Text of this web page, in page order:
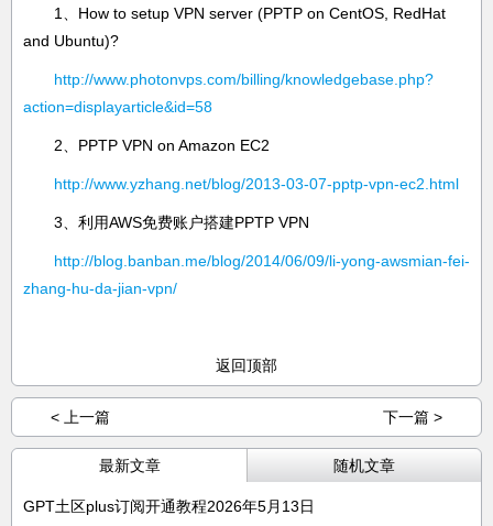
1、How to setup VPN server (PPTP on CentOS, RedHat
and Ubuntu)?
http://www.photonvps.com/billing/knowledgebase.php?
action=displayarticle&id=58
2、PPTP VPN on Amazon EC2
http://www.yzhang.net/blog/2013-03-07-pptp-vpn-ec2.html
3、利用AWS免费账户搭建PPTP VPN
http://blog.banban.me/blog/2014/06/09/li-yong-awsmian-fei-
zhang-hu-da-jian-vpn/
返回顶部
< 上一篇 下一篇 >
最新文章 随机文章
GPT土区plus订阅开通教程2026年5月13日